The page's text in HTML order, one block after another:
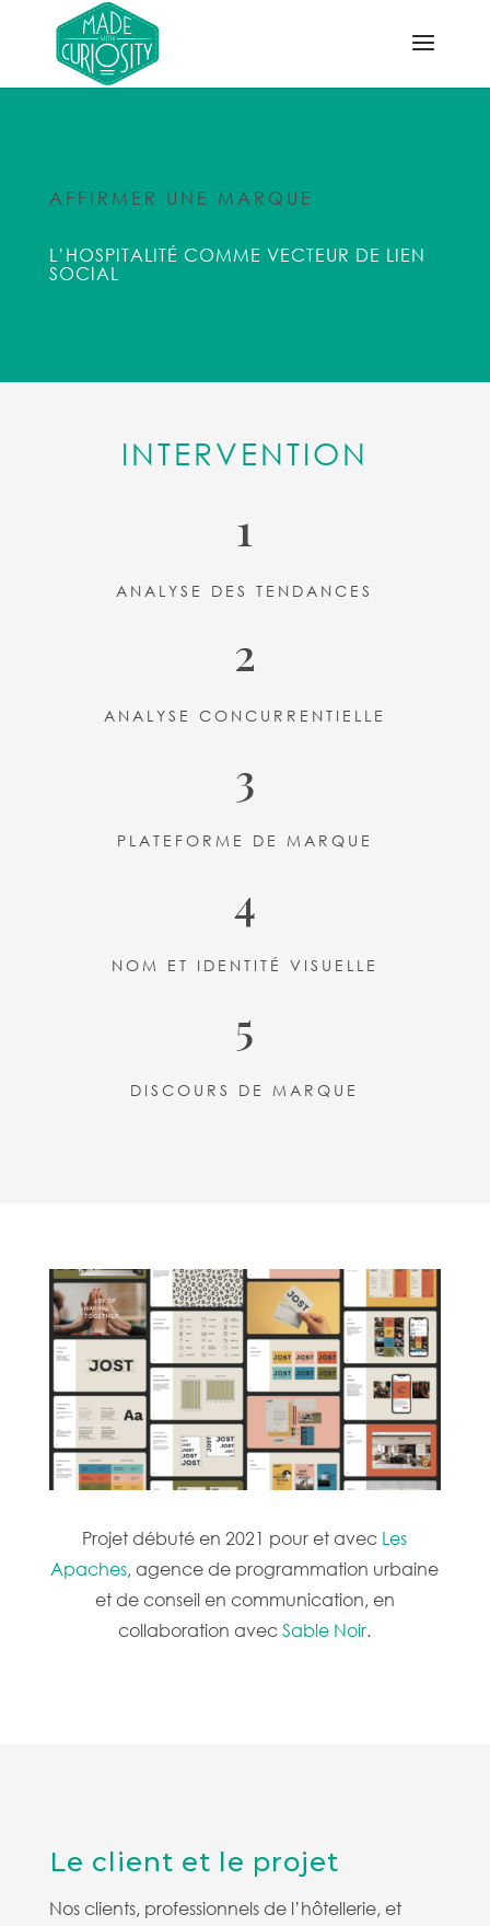
AFFIRMER UNE MARQUE
L’HOSPITALITÉ COMME VECTEUR DE LIEN
SOCIAL
INTERVENTION
1
ANALYSE DES TENDANCES
2
ANALYSE CONCURRENTIELLE
3
PLATEFORME DE MARQUE
4
NOM ET IDENTITÉ VISUELLE
5
DISCOURS DE MARQUE
Projet débuté en 2021 pour et avec Les
Apaches, agence de programmation urbaine
et de conseil en communication, en
collaboration avecSable Noir.
Le client et le projet
Nos clients, professionnels de l’hôtellerie, et